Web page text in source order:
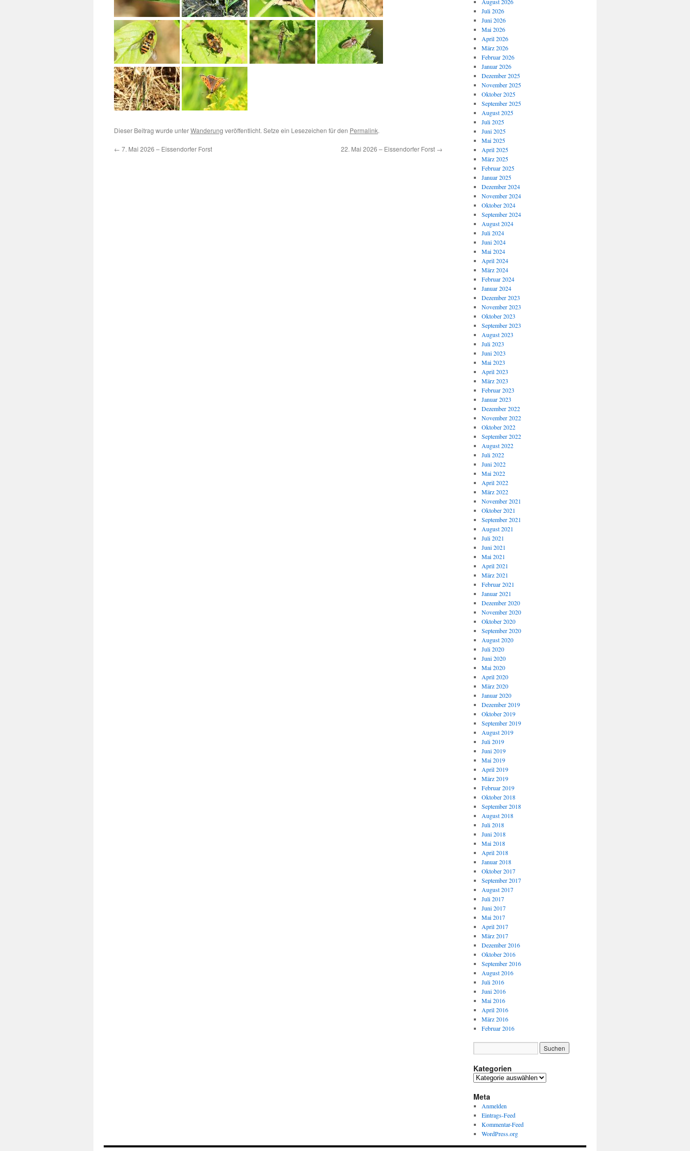
Dieser Beitrag wurde unterWanderung veröffentlicht. Setze ein Lesezeichen für den Permalink.
← 7. Mai 2026 – Eissendorfer Forst 22. Mai 2026 – Eissendorfer Forst →
Juli 2026
Juni 2026
Mai 2026
April 2026
März 2026
Februar 2026
Januar 2026
Dezember 2025
November 2025
Oktober 2025
September 2025
August 2025
Juli 2025
Juni 2025
Mai 2025
April 2025
März 2025
Februar 2025
Januar 2025
Dezember 2024
November 2024
Oktober 2024
September 2024
August 2024
Juli 2024
Juni 2024
Mai 2024
April 2024
März 2024
Februar 2024
Januar 2024
Dezember 2023
November 2023
Oktober 2023
September 2023
August 2023
Juli 2023
Juni 2023
Mai 2023
April 2023
März 2023
Februar 2023
Januar 2023
Dezember 2022
November 2022
Oktober 2022
September 2022
August 2022
Juli 2022
Juni 2022
Mai 2022
April 2022
März 2022
November 2021
Oktober 2021
September 2021
August 2021
Juli 2021
Juni 2021
Mai 2021
April 2021
März 2021
Februar 2021
Januar 2021
Dezember 2020
November 2020
Oktober 2020
September 2020
August 2020
Juli 2020
Juni 2020
Mai 2020
April 2020
März 2020
Januar 2020
Dezember 2019
Oktober 2019
September 2019
August 2019
Juli 2019
Juni 2019
Mai 2019
April 2019
März 2019
Februar 2019
Oktober 2018
September 2018
August 2018
Juli 2018
Juni 2018
Mai 2018
April 2018
Januar 2018
Oktober 2017
September 2017
August 2017
Juli 2017
Juni 2017
Mai 2017
April 2017
März 2017
Dezember 2016
Oktober 2016
September 2016
August 2016
Juli 2016
Juni 2016
Mai 2016
April 2016
März 2016
Februar 2016
Kategorien
Kategorien
Meta
Anmelden
Eintrags-Feed
Kommentar-Feed
WordPress.org